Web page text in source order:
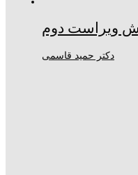
ویراست دوم
دکتر حمید قاسمی